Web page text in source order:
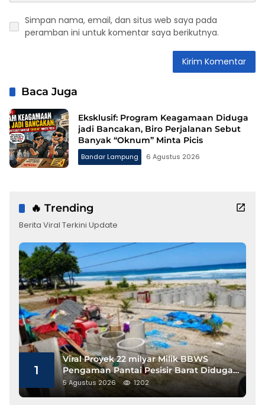
Simpan nama, email, dan situs web saya pada
peramban ini untuk komentar saya berikutnya.
Baca Juga
Eksklusif: Program Keagamaan Diduga
jadi Bancakan, Biro Perjalanan Sebut
Banyak “Oknum” Minta Picis
Bandar Lampung 6 Agustus 2026
🔥 Trending
Berita Viral Terkini Update
1
Viral Proyek 22 milyar Milik BBWS
Pengaman Pantai Pesisir Barat Diduga
Gunakan Besi Banci
5 Agustus 2026 1202